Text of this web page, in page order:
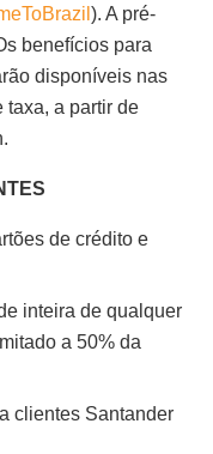
). A pré-
benefícios para
disponíveis nas
taxa, a partir de
de crédito e
inteira de qualquer
a 50% da
clientes Santander